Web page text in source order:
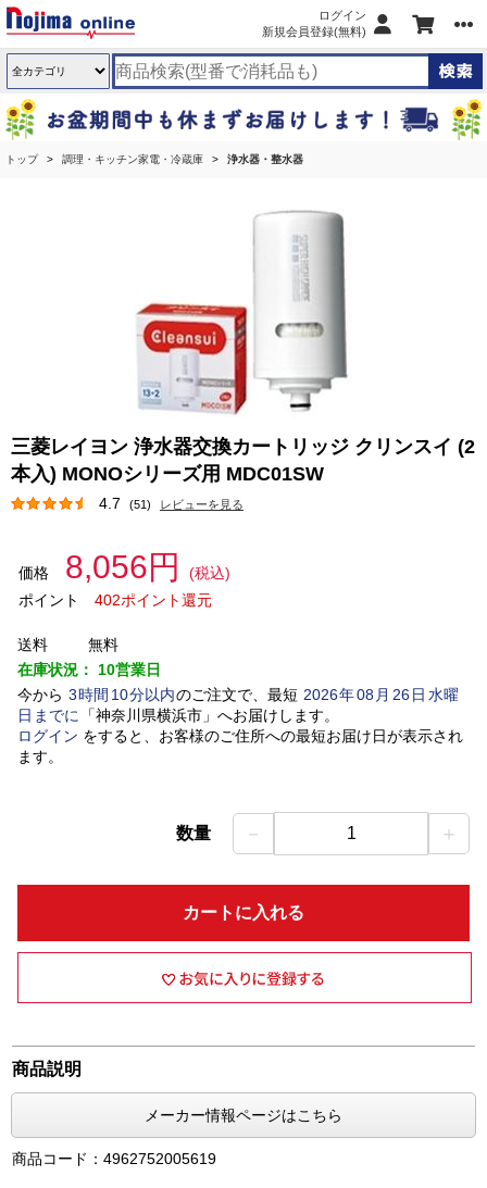
ログイン
新規会員登録(無料)
トップ 調理・キッチン家電・冷蔵庫 浄水器・整水器
三菱レイヨン 浄水器交換カートリッジ クリンスイ (2
本入) MONOシリーズ用 MDC01SW
4.7 (51) レビューを見る
価格 8,056円
(税込)
ポイント
402ポイント還元
送料
無料
在庫状況： 10営業日
今から 3時間 10分以内のご注文で、最短 2026年08 月 26日水曜
日 までに 「神奈川県横浜市」 へお届けします。
ログイン をすると、お客様のご住所への最短お届け日が表示され
ます。
数量 － 1 ＋
カートに入れる
商品説明
メーカー情報ページはこちら
商品コード：4962752005619